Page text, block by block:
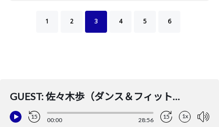
1 2 3 4 5 6
GUEST: 佐々木歩（ダンス＆フィットネスインストラクター）
15 00:00 28:56 15 1x